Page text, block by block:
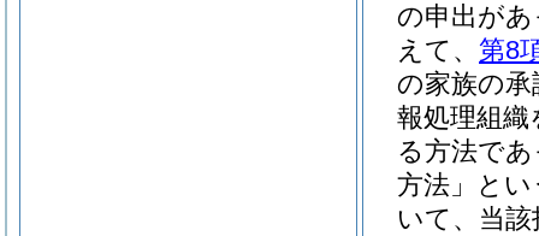
の申出が
えて、 第8
の家族の
報処理組
る方法で
方法」とい
いて、当